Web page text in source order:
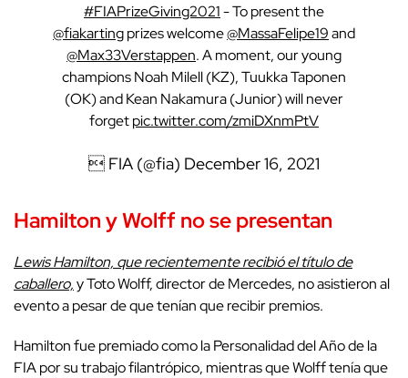
#FIAPrizeGiving2021- To present the
@fiakartingprizes welcome@MassaFelipe19and
@Max33Verstappen. A moment, our young
champions Noah Milell (KZ), Tuukka Taponen
(OK) and Kean Nakamura (Junior) will never
forgetpic.twitter.com/zmiDXnmPtV
 FIA (@fia) December 16, 2021
Hamilton y Wolff no se presentan
Lewis Hamilton, que recientemente recibió el título de
caballero,y Toto Wolff, director de Mercedes, no asistieron al
evento a pesar de que tenían que recibir premios.
Hamilton fue premiado como la Personalidad del Año de la
FIA por su trabajo filantrópico, mientras que Wolff tenía que